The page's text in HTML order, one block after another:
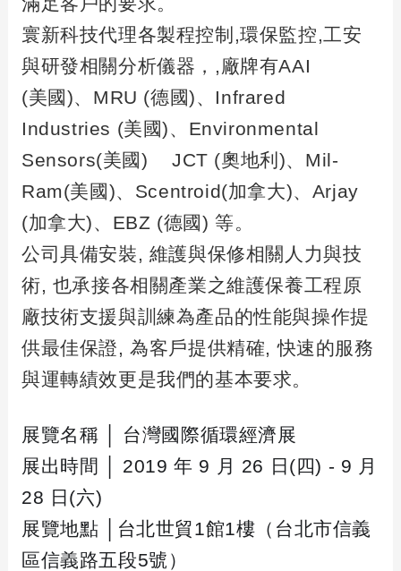
寰新科技代理各製程控制 ,環保監控,工安
與研發相關分析儀器， ,廠牌有AAI
(美國)、 MRU (德國)、 Infrared
Industries (美國)、 Environmental
Sensors(美國) JCT (奧地利 )、 Mil-
Ram(美國)、 Scentroid(加拿大)、 Arjay
(加拿大)、 EBZ (德國)等。
公司具備安裝, 維護與保修相關人力與技
術, 也承接各相關產業之維護保養工程原
廠技術支援與訓練為產品的性能與操作提
供最佳保證,為客戶提供精確,快速的服務
與運轉績效更是我們的基本要求。
展覽名稱
台灣國際循環經濟展
展出時間
│ 2019年 9 月 26 日 (四) - 9 月
28 日 (六)
展覽地點
台北世貿1館1樓（台北市信義
區信義路五段5號）